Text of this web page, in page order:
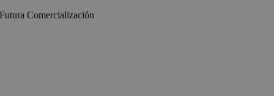
Futura Comercialización